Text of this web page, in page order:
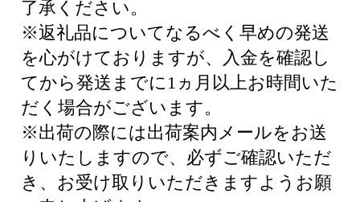
了承ください。
※返礼品についてなるべく早めの発送
を心がけておりますが、入金を確認し
てから発送までに1ヵ月以上お時間いた
だく場合がございます。
※出荷の際には出荷案内メールをお送
りいたしますので、必ずご確認いただ
き、お受け取りいただきますようお願